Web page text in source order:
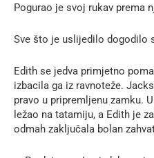
Pogurao je svoj rukav prema
Sve što je uslijedilo dogodilo
Edith se jedva primjetno
izbacila ga iz ravnoteže.
pravo u pripremljenu zamku.
ležao na tatamiju, a Edith je
odmah zaključala bolan